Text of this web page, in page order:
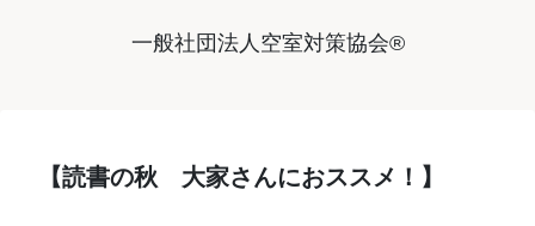
一般社団法人空室対策協会®︎
【読書の秋 大家さんにおススメ！】